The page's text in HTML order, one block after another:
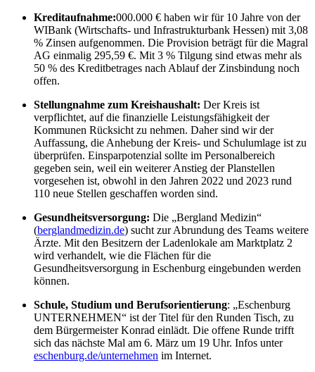
Kreditaufnahme:000.000 € haben wir für 10 Jahre von der
WIBank (Wirtschafts- und Infrastrukturbank Hessen) mit 3,08
% Zinsen aufgenommen. Die Provision beträgt für die Magral
AG einmalig 295,59 €. Mit 3 % Tilgung sind etwas mehr als
50 % des Kreditbetrages nach Ablauf der Zinsbindung noch
offen.
Stellungnahme zum Kreishaushalt: Der Kreis ist
verpflichtet, auf die finanzielle Leistungsfähigkeit der
Kommunen Rücksicht zu nehmen. Daher sind wir der
Auffassung, die Anhebung der Kreis- und Schulumlage ist zu
überprüfen. Einsparpotenzial sollte im Personalbereich
gegeben sein, weil ein weiterer Anstieg der Planstellen
vorgesehen ist, obwohl in den Jahren 2022 und 2023 rund
110 neue Stellen geschaffen worden sind.
Gesundheitsversorgung: Die „Bergland Medizin“
(berglandmedizin.de) sucht zur Abrundung des Teams weitere
Ärzte. Mit den Besitzern der Ladenlokale am Marktplatz 2
wird verhandelt, wie die Flächen für die
Gesundheitsversorgung in Eschenburg eingebunden werden
können.
Schule, Studium und Berufsorientierung: „Eschenburg
UNTERNEHMEN“ ist der Titel für den Runden Tisch, zu
dem Bürgermeister Konrad einlädt. Die offene Runde trifft
sich das nächste Mal am 6. März um 19 Uhr. Infos unter
eschenburg.de/unternehmen im Internet.